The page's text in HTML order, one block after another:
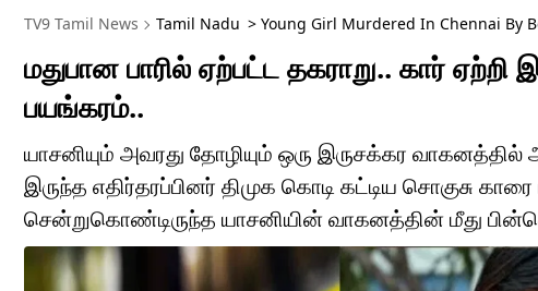
TV9 Tamil News Tamil Nadu > Young Girl Murdered In Chennai By
மதுபான பாரில் ஏற்பட்ட தகராறு.. கார்
பயங்கரம்..
யாசனியும் அவரது தோழியும் ஒரு இருசக்கர வாகனத்தில்
இருந்த எதிர்தரப்பினர் திமுக கொடி கட்டிய சொகுசு
சென்றுகொண்டிருந்த யாசனியின் வாகனத்தின் மீது